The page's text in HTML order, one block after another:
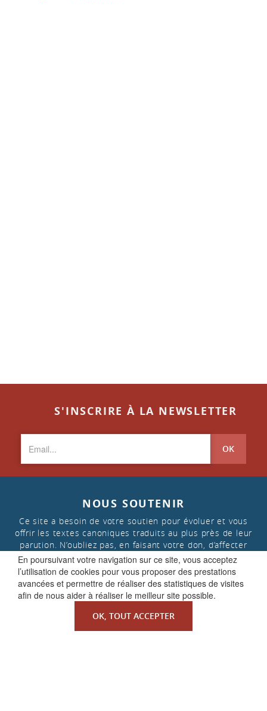
En poursuivant votre navigation sur ce site, vous acceptez
l’utilisation de cookies pour vous proposer des prestations
avancées et permettre de réaliser des statistiques de visites
afin de nous aider à réaliser le meilleur site possible.
OK, TOUT ACCEPTER
S'INSCRIRE À LA NEWSLETTER
OK
NOUS SOUTENIR
Ce site a besoin de votre soutien pour évoluer et vous
offrir les textes canoniques traduits au plus près de leur
parution. N’oubliez pas, en faisant votre don, d’affecter
celui-ci aux « projets de la Faculté de Droit canonique »
FAIRE UN DON